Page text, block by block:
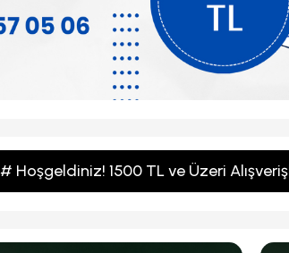
# Hoşgeldiniz! 1500 TL ve Üzeri